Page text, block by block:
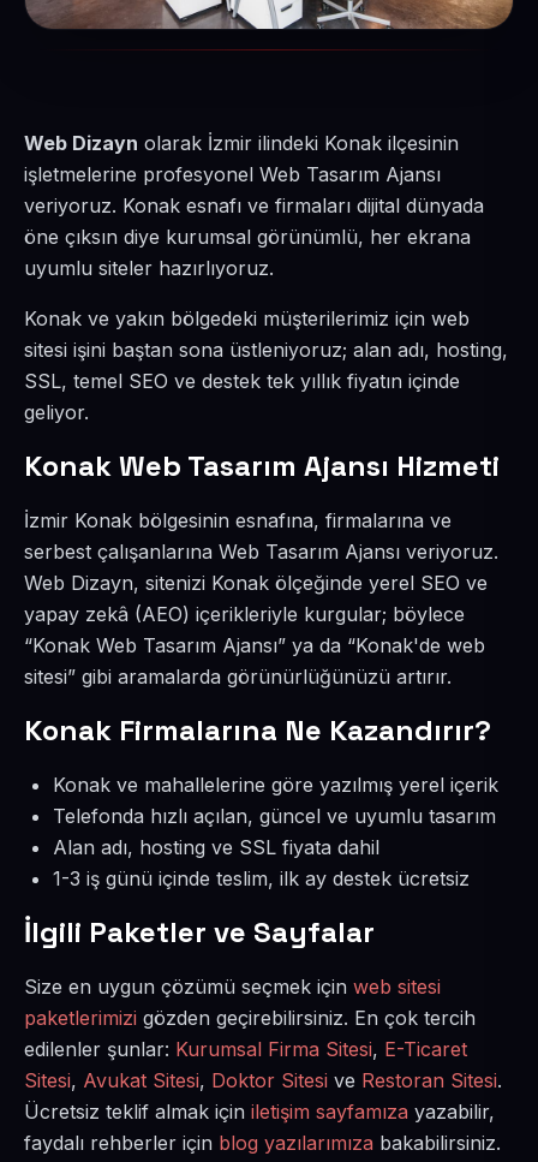
Web Dizayn olarak İzmir ilindeki Konak ilçesinin
işletmelerine profesyonel Web Tasarım Ajansı
veriyoruz. Konak esnafı ve firmaları dijital dünyada
öne çıksın diye kurumsal görünümlü, her ekrana
uyumlu siteler hazırlıyoruz.
Konak ve yakın bölgedeki müşterilerimiz için web
sitesi işini baştan sona üstleniyoruz; alan adı, hosting,
SSL, temel SEO ve destek tek yıllık fiyatın içinde
geliyor.
Konak Web Tasarım Ajansı Hizmeti
İzmir Konak bölgesinin esnafına, firmalarına ve
serbest çalışanlarına Web Tasarım Ajansı veriyoruz.
Web Dizayn, sitenizi Konak ölçeğinde yerel SEO ve
yapay zekâ (AEO) içerikleriyle kurgular; böylece
“Konak Web Tasarım Ajansı” ya da “Konak'de web
sitesi” gibi aramalarda görünürlüğünüzü artırır.
Konak Firmalarına Ne Kazandırır?
Konak ve mahallelerine göre yazılmış yerel içerik
Telefonda hızlı açılan, güncel ve uyumlu tasarım
Alan adı, hosting ve SSL fiyata dahil
1-3 iş günü içinde teslim, ilk ay destek ücretsiz
İlgili Paketler ve Sayfalar
Size en uygun çözümü seçmek için web sitesi
paketlerimizi gözden geçirebilirsiniz. En çok tercih
edilenler şunlar: Kurumsal Firma Sitesi, E-Ticaret
Sitesi, Avukat Sitesi, Doktor Sitesi ve Restoran Sitesi.
Ücretsiz teklif almak için iletişim sayfamıza yazabilir,
faydalı rehberler için blog yazılarımıza bakabilirsiniz.